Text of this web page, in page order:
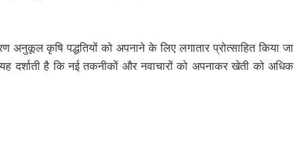
अनुकूल कृषि पद्धतियों को अपनाने के लिए लगातार प्रोत्साहित किया जा
है कि नई तकनीकों और नवाचारों को अपनाकर खेती को अधिक